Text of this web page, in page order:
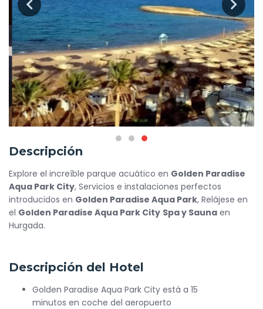
Descripción
Explore el increíble parque acuático en Golden Paradise
Aqua Park City, Servicios e instalaciones perfectos
introducidos en Golden Paradise Aqua Park, Relájese en
el Golden Paradise Aqua Park City Spa y Sauna en
Hurgada.
Descripción del Hotel
Golden Paradise Aqua Park City está a 15
minutos en coche del aeropuerto